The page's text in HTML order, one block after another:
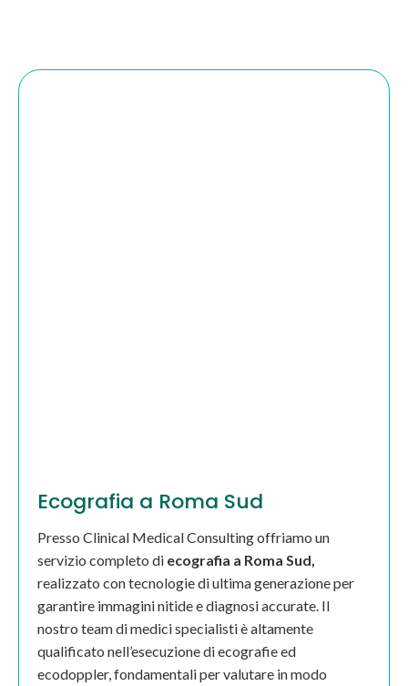
Ecografia a Roma Sud
Presso Clinical Medical Consulting offriamo un
servizio completo di ecografia a Roma Sud,
realizzato con tecnologie di ultima generazione per
garantire immagini nitide e diagnosi accurate. Il
nostro team di medici specialisti è altamente
qualificato nell’esecuzione di ecografie ed
ecodoppler, fondamentali per valutare in modo